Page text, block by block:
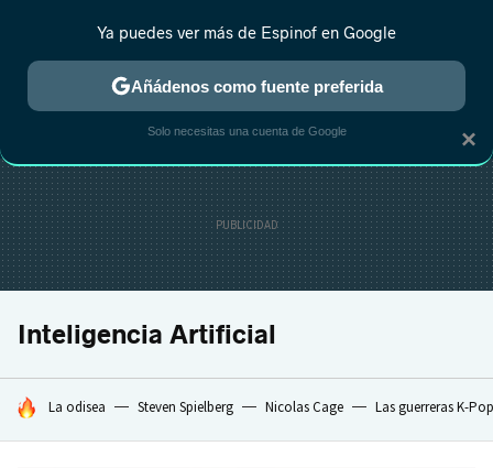
ESTRENOS REALITY ANIME RANKINGS CINE
Inteligencia Artificial
HOY SE HABLA DE
La odisea Steven Spielberg Nicolas Cage Las guerreras K-Pop
×
Ya puedes ver más de Espinof en Google
Añádenos como fuente preferida
Solo necesitas una cuenta de Google